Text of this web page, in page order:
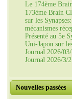
Le 174ème
173ème Brain
sur les
mécanismes
Présenté au 5e
Uni-Japon sur
Journal 2026/
Journal 2026/3/
Nouvelles passées